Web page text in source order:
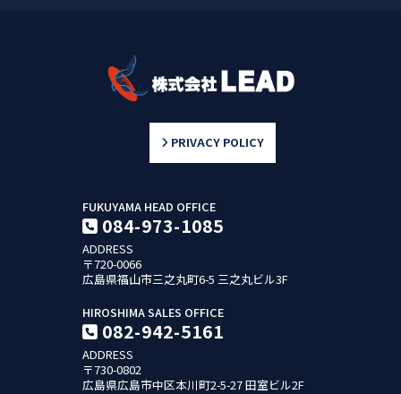
PRIVACY POLICY
FUKUYAMA HEAD OFFICE
084-973-1085
ADDRESS
〒720-0066
広島県福山市三之丸町6-5 三之丸ビル3F
HIROSHIMA SALES OFFICE
082-942-5161
ADDRESS
〒730-0802
広島県広島市中区本川町2-5-27田室ビル2F